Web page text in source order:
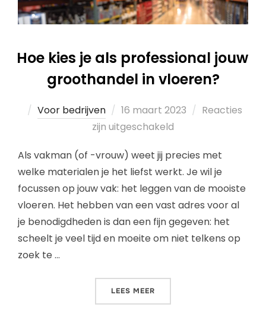
Hoe kies je als professional jouw
groothandel in vloeren?
Voor bedrijven 16 maart 2023
Reacties
zijn uitgeschakeld
Als vakman (of -vrouw) weet jij precies met
welke materialen je het liefst werkt. Je wil je
focussen op jouw vak: het leggen van de mooiste
vloeren. Het hebben van een vast adres voor al
je benodigdheden is dan een fijn gegeven: het
scheelt je veel tijd en moeite om niet telkens op
zoek te …
LEES MEER